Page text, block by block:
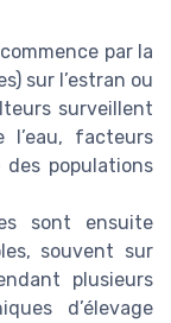
par la
sur l’estran ou
surveillent
facteurs
populations
sont ensuite
souvent sur
plusieurs
d’élevage